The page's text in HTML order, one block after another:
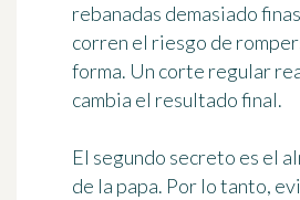
rebanadas demasiado
corren el riesgo de
forma. Un corte regular
cambia el resultado final.
El segundo secreto es el
de la papa. Por lo tanto,